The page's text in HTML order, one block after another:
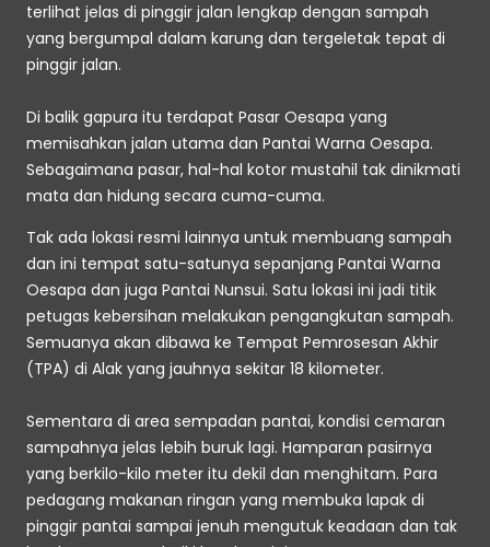
terlihat jelas di pinggir jalan lengkap dengan sampah
yang bergumpal dalam karung dan tergeletak tepat di
pinggir jalan.
Di balik gapura itu terdapat Pasar Oesapa yang
memisahkan jalan utama dan Pantai Warna Oesapa.
Sebagaimana pasar, hal-hal kotor mustahil tak dinikmati
mata dan hidung secara cuma-cuma.
Tak ada lokasi resmi lainnya untuk membuang sampah
dan ini tempat satu-satunya sepanjang Pantai Warna
Oesapa dan juga Pantai Nunsui. Satu lokasi ini jadi titik
petugas kebersihan melakukan pengangkutan sampah.
Semuanya akan dibawa ke Tempat Pemrosesan Akhir
(TPA) di Alak yang jauhnya sekitar 18 kilometer.
Sementara di area sempadan pantai, kondisi cemaran
sampahnya jelas lebih buruk lagi. Hamparan pasirnya
yang berkilo-kilo meter itu dekil dan menghitam. Para
pedagang makanan ringan yang membuka lapak di
pinggir pantai sampai jenuh mengutuk keadaan dan tak